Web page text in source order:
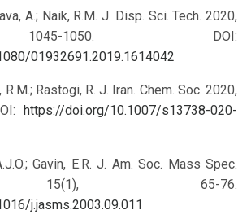
A.; Naik, R.M. J. Disp. Sci. Tech. 2020,
1050. DOI:
01932691.2019.1614042
Rastogi, R. J. Iran. Chem. Soc. 2020,
https://doi.org/10.1007/s13738-020-
Gavin, E.R. J. Am. Soc. Mass Spec.
15(1), 65-76.
j.jasms.2003.09.011